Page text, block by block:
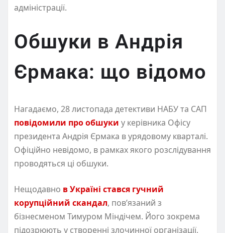
адміністрації.
Обшуки в Андрія
Єрмака: що відомо
Нагадаємо, 28 листопада детективи НАБУ та САП
повідомили про обшуки у керівника Офісу
президента Андрія Єрмака в урядовому кварталі.
Офіційно невідомо, в рамках якого розслідування
проводяться ці обшуки.
Нещодавно в Україні стався гучний
корупційний скандал, повʼязаний з
бізнесменом Тимуром Міндічем. Його зокрема
підозрюють у створенні злочинної організації,